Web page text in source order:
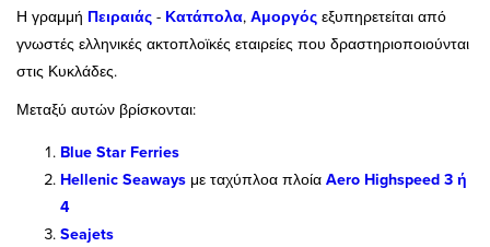
Η γραμμή Πειραιάς - Κατάπολα, Αμοργός εξυπηρετείται από
γνωστές ελληνικές ακτοπλοϊκές εταιρείες που δραστηριοποιούνται
στις Κυκλάδες.
Μεταξύ αυτών βρίσκονται:
Blue Star Ferries
Hellenic Seaways με ταχύπλοα πλοία Aero Highspeed 3 ή
4
Seajets